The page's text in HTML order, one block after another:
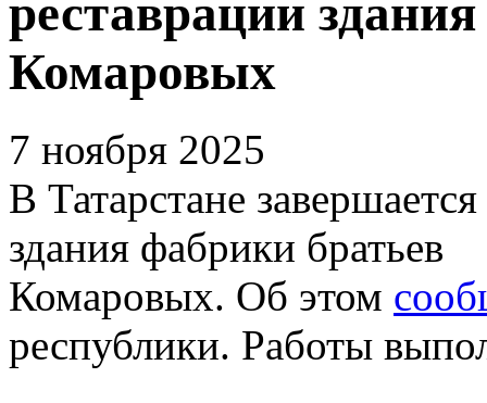
реставрации
Комаровых
7 ноября 2025
В Татарстане
здания фабрики братьев
Комаровых. Об этом
республики. Работы